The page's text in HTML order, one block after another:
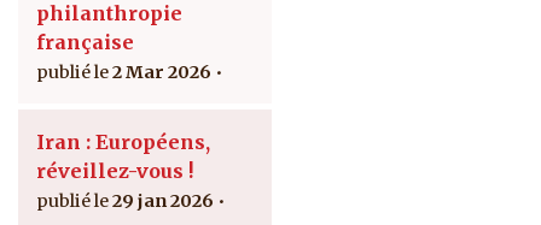
philanthropie
française
2 Mar 2026
Iran : Européens,
réveillez-vous !
29 jan 2026